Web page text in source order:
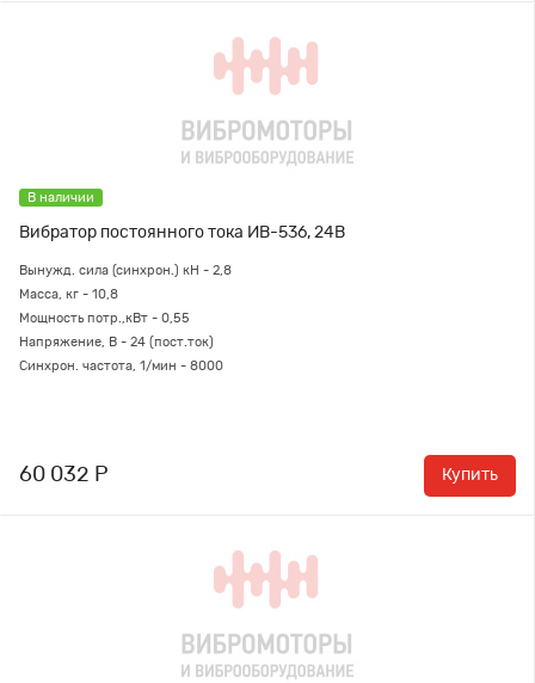
В наличии
Вибратор постоянного тока ИВ-536, 24В
Вынужд. сила (синхрон.) кН - 2,8
Масса, кг - 10,8
Мощность потр.,кВт - 0,55
Напряжение, В - 24 (пост.ток)
Синхрон. частота, 1/мин - 8000
60 032 Р Купить